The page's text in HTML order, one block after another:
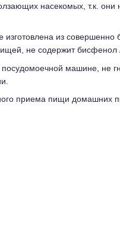
насекомых, т.к. они
из совершенно
не содержит бисфенол
машине, не
приема пищи домашних